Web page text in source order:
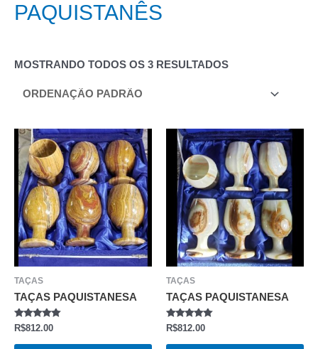
PAQUISTANÊS
MOSTRANDO TODOS OS 3 RESULTADOS
TAÇAS
TAÇAS PAQUISTANESA
AVALIAÇÃO
0
DE
R$812.00
TAÇAS
TAÇAS PAQUISTANESA
AVALIAÇÃO
0
DE
R$812.00